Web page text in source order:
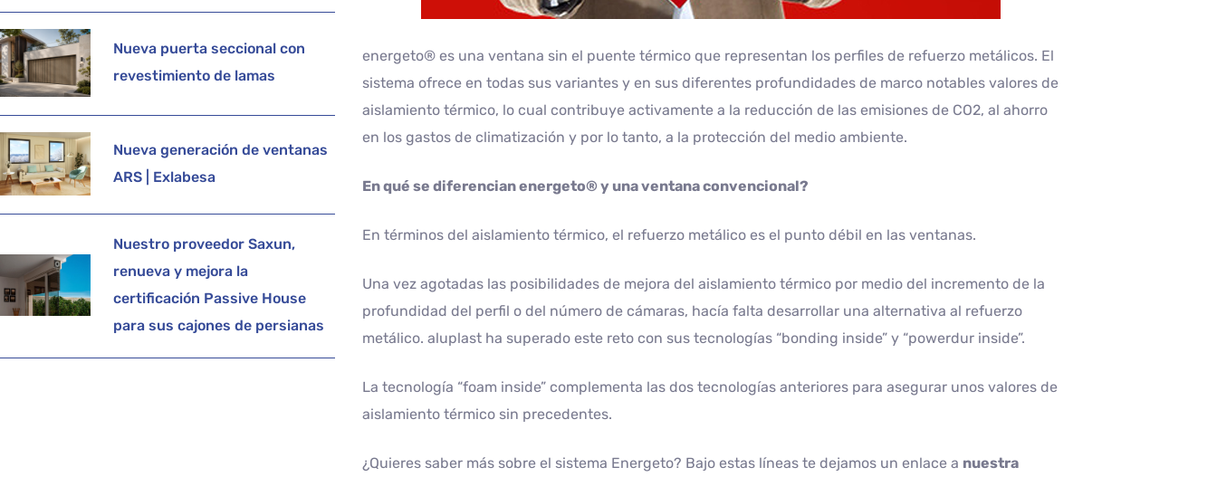
Nueva puerta seccional con
revestimiento de lamas
Nueva generación de ventanas
ARS | Exlabesa
Nuestro proveedor Saxun,
renueva y mejora la
certificación Passive House
para sus cajones de persianas
energeto® es una ventana sin el puente térmico que representan los perfiles de refuerzo metálicos. El
sistema ofrece en todas sus variantes y en sus diferentes profundidades de marco notables valores de
aislamiento térmico, lo cual contribuye activamente a la reducción de las emisiones de CO2, al ahorro
en los gastos de climatización y por lo tanto, a la protección del medio ambiente.
En qué se diferencian energeto® y una ventana convencional?
En términos del aislamiento térmico, el refuerzo metálico es el punto débil en las ventanas.
Una vez agotadas las posibilidades de mejora del aislamiento térmico por medio del incremento de la
profundidad del perfil o del número de cámaras, hacía falta desarrollar una alternativa al refuerzo
metálico. aluplast ha superado este reto con sus tecnologías “bonding inside” y “powerdur inside”.
La tecnología “foam inside” complementa las dos tecnologías anteriores para asegurar unos valores de
aislamiento térmico sin precedentes.
¿Quieres saber más sobre el sistema Energeto? Bajo estas líneas te dejamos un enlace a nuestra